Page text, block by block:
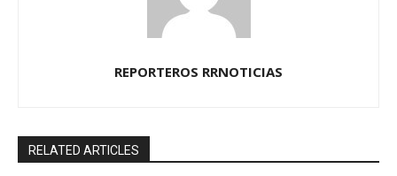
REPORTEROS RRNOTICIAS
RELATED ARTICLES